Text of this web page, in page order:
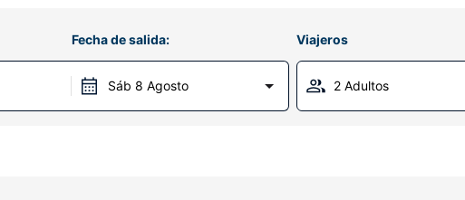
Fecha de salida:
Sáb 8 Agosto
Viajeros
2 Adultos